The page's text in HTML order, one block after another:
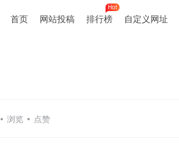
首页 网站投稿 排行榜
Hot
自定义网址
浏览 点赞